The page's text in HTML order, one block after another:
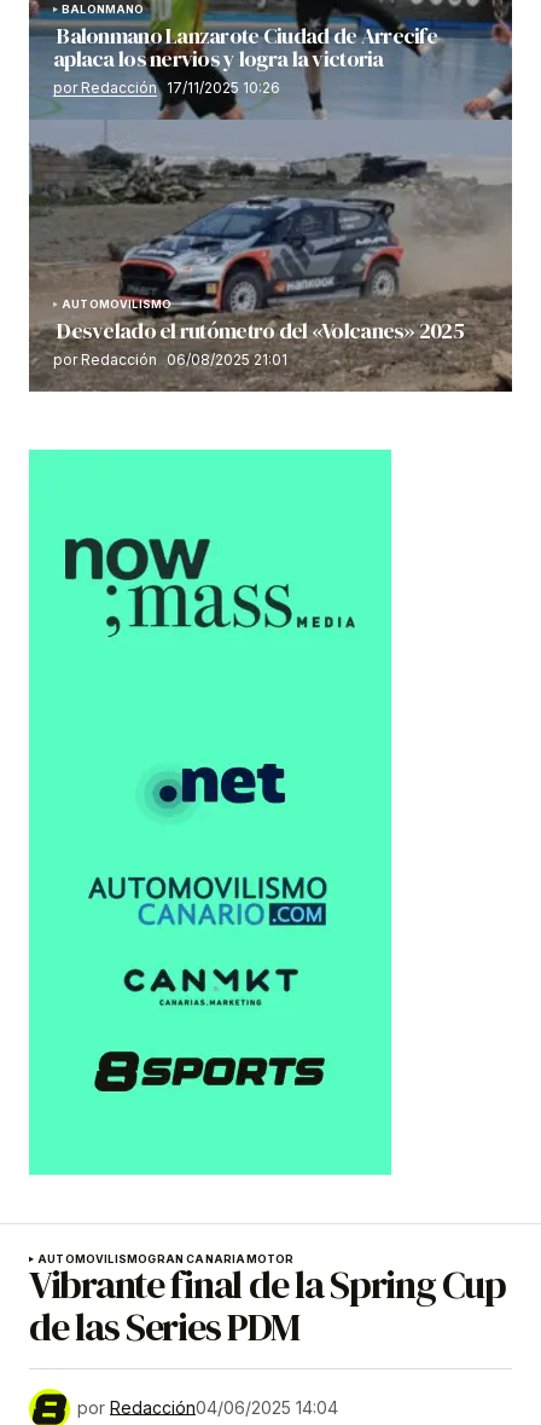
BALONMANO
Balonmano Lanzarote Ciudad de Arrecife
aplaca los nervios y logra la victoria
por Redacción 17/11/2025 10:26
AUTOMOVILISMO
Desvelado el rutómetro del «Volcanes» 2025
por Redacción 06/08/2025 21:01
AUTOMOVILISMOGRAN CANARIAMOTOR
Vibrante final de la Spring Cup
de las Series PDM
por Redacción04/06/2025 14:04